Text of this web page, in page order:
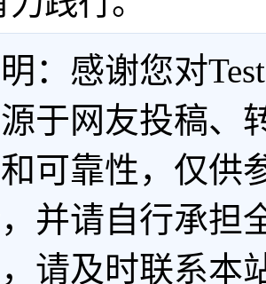
：感谢您对
于网友投稿、
可靠性，仅供
并请自行承担
请及时联系本